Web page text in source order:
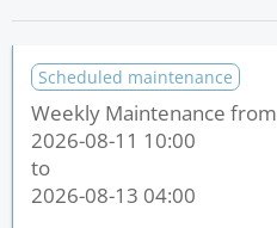
Scheduled maintenance
Weekly Maintenance from
2026-08-11 10:00
to
2026-08-13 04:00